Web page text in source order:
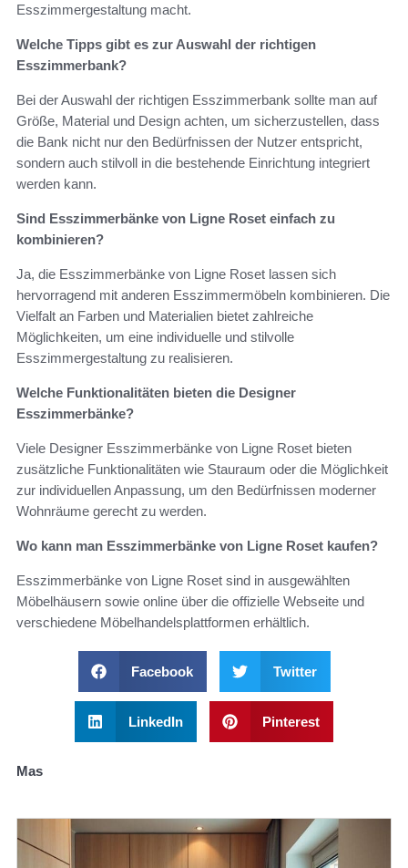
Esszimmergestaltung macht.
Welche Tipps gibt es zur Auswahl der richtigen
Esszimmerbank?
Bei der Auswahl der richtigen Esszimmerbank sollte man auf
Größe, Material und Design achten, um sicherzustellen, dass
die Bank nicht nur den Bedürfnissen der Nutzer entspricht,
sondern auch stilvoll in die bestehende Einrichtung integriert
werden kann.
Sind Esszimmerbänke von Ligne Roset einfach zu
kombinieren?
Ja, die Esszimmerbänke von Ligne Roset lassen sich
hervorragend mit anderen Esszimmermöbeln kombinieren. Die
Vielfalt an Farben und Materialien bietet zahlreiche
Möglichkeiten, um eine individuelle und stilvolle
Esszimmergestaltung zu realisieren.
Welche Funktionalitäten bieten die Designer
Esszimmerbänke?
Viele Designer Esszimmerbänke von Ligne Roset bieten
zusätzliche Funktionalitäten wie Stauraum oder die Möglichkeit
zur individuellen Anpassung, um den Bedürfnissen moderner
Wohnräume gerecht zu werden.
Wo kann man Esszimmerbänke von Ligne Roset kaufen?
Esszimmerbänke von Ligne Roset sind in ausgewählten
Möbelhäusern sowie online über die offizielle Webseite und
verschiedene Möbelhandelsplattformen erhältlich.
Facebook Twitter
LinkedIn Pinterest
Mas